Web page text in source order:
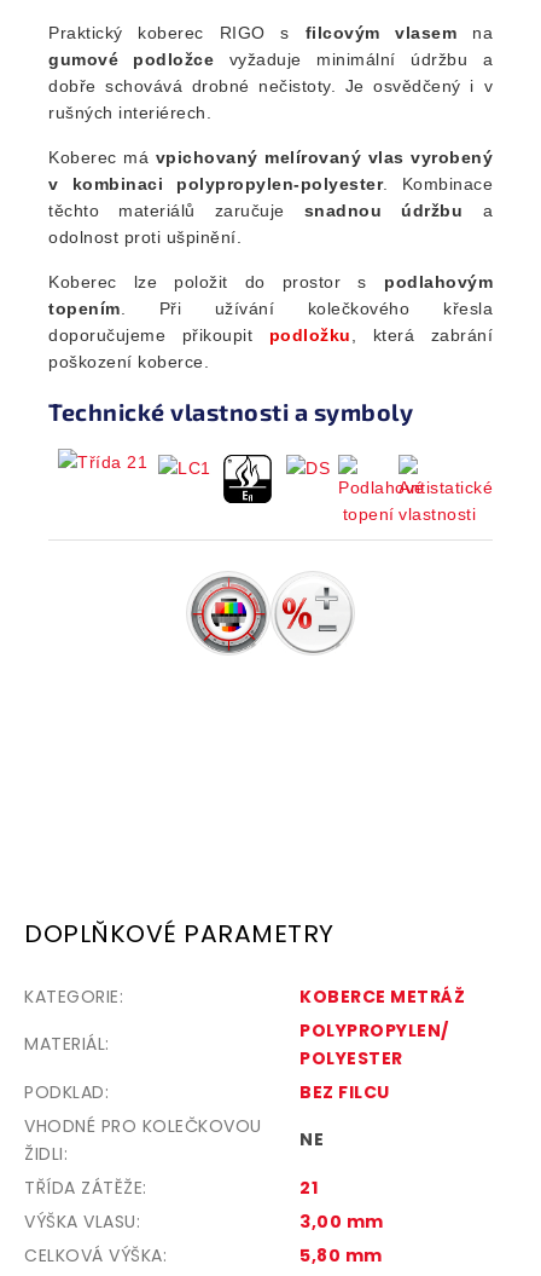
Praktický koberec RIGO s filcovým vlasem na
gumové podložce vyžaduje minimální údržbu a
dobře schovává drobné nečistoty. Je osvědčený i v
rušných interiérech.
Koberec má vpichovaný melírovaný vlas vyrobený
v kombinaci polypropylen-polyester. Kombinace
těchto materiálů zaručuje snadnou údržbu a
odolnost proti ušpinění.
Koberec lze položit do prostor s podlahovým
topením. Při užívání kolečkového křesla
doporučujeme přikoupit podložku, která zabrání
poškození koberce.
Technické vlastnosti a symboly
DOPLŇKOVÉ PARAMETRY
KATEGORIE:
KOBERCE METRÁŽ
MATERIÁL:
POLYPROPYLEN/
POLYESTER
PODKLAD:
BEZ FILCU
VHODNÉ PRO KOLEČKOVOU
ŽIDLI:
NE
TŘÍDA ZÁTĚŽE:
21
VÝŠKA VLASU:
3,00 mm
CELKOVÁ VÝŠKA:
5,80 mm